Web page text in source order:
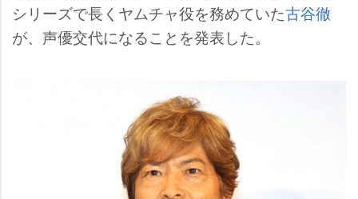
シリーズで長くヤムチャ役を務めていた古谷徹
が、声優交代になることを発表した。